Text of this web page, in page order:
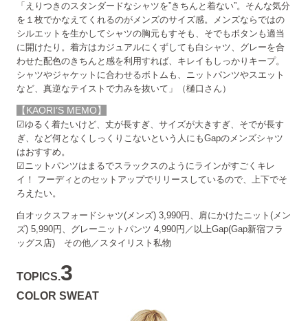
「えりつきのスタンダードなシャツを”きちんと着ない”。そんな気分
を１枚でかなえてくれるのがメンズのサイズ感。メンズならではの
シルエットを生かしてシャツの胸元もすそも、そでもボタンも適当
に開けたり。着方はカジュアルにくずしても白シャツ、グレーを合
わせた配色のきちんと感を利用すれば、キレイもしっかりキープ。
シャツやジャケットに合わせるボトムも、ニットパンツやスエット
など、真逆なテイストで力みを抜いて」（樋口さん）
【KAORI’S MEMO】
☑ゆるく着たいけど、丈が長すぎ、サイズが大きすぎ、そでが長す
ぎ、など何となくしっくりこないという人にもGapのメンズシャツ
はおすすめ。
☑ニットパンツはまるでスラックスのようにラインがすごくキレ
イ！ フーディとのセットアップでリリースしているので、上下でそ
ろえたい。
白オックスフォードシャツ(メンズ) 3,990円、肩にかけたニット(メン
ズ) 5,990円、グレーニットパンツ 4,990円／以上Gap(Gap新宿フラ
ッグス店) その他／スタイリスト私物
TOPICS.3
COLOR SWEAT